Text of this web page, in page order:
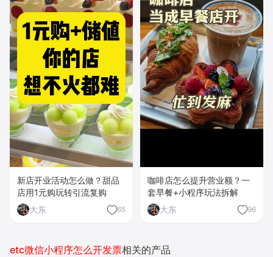
新店开业活动怎么做？甜品
店用1元购玩转引流复购
大东
65
咖啡店怎么提升营业额？一
套早餐+小程序玩法拆解
大东
96
etc微信小程序怎么开发票相关的产品